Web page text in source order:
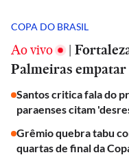
COPA DO BRASIL
Ao vivo |
Palmeiras
Santos critica fala do
paraenses citam
Grêmio quebra tabu
quartas de final da